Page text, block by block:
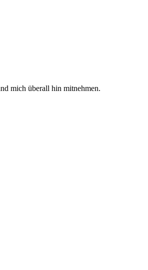
mich überall hin mitnehmen.